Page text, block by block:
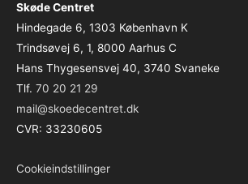
Skøde Centret
Hindegade 6, 1303 København K
Trindsøvej 6, 1, 8000 Aarhus C
Hans Thygesensvej 40, 3740 Svaneke
Tlf. 70 20 21 29
mail@skoedecentret.dk
CVR: 33230605
Cookieindstillinger